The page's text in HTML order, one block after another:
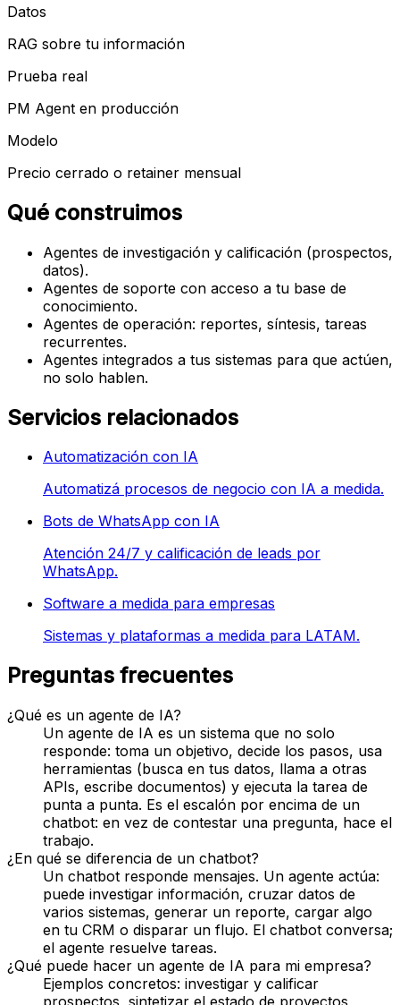
Datos
RAG sobre tu información
Prueba real
PM Agent en producción
Modelo
Precio cerrado o retainer mensual
Qué construimos
Agentes de investigación y calificación (prospectos,
datos).
Agentes de soporte con acceso a tu base de
conocimiento.
Agentes de operación: reportes, síntesis, tareas
recurrentes.
Agentes integrados a tus sistemas para que actúen,
no solo hablen.
Servicios relacionados
Automatización con IA
Automatizá procesos de negocio con IA a medida.
Bots de WhatsApp con IA
Atención 24/7 y calificación de leads por
WhatsApp.
Software a medida para empresas
Sistemas y plataformas a medida para LATAM.
Preguntas frecuentes
¿Qué es un agente de IA?
Un agente de IA es un sistema que no solo
responde: toma un objetivo, decide los pasos, usa
herramientas (busca en tus datos, llama a otras
APIs, escribe documentos) y ejecuta la tarea de
punta a punta. Es el escalón por encima de un
chatbot: en vez de contestar una pregunta, hace el
trabajo.
¿En qué se diferencia de un chatbot?
Un chatbot responde mensajes. Un agente actúa:
puede investigar información, cruzar datos de
varios sistemas, generar un reporte, cargar algo
en tu CRM o disparar un flujo. El chatbot conversa;
el agente resuelve tareas.
¿Qué puede hacer un agente de IA para mi empresa?
Ejemplos concretos: investigar y calificar